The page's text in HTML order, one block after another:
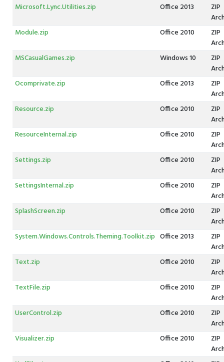
Microsoft.Lync.Utilities.zip
Office 2013
ZIP
Module.zip
Office 2010
ZIP
MSCasualGames.zip
Windows 10
ZIP
Ocomprivate.zip
Office 2013
ZIP
Resource.zip
Office 2010
ZIP
ResourceInternal.zip
Office 2010
ZIP
Settings.zip
Office 2010
ZIP
SettingsInternal.zip
Office 2010
ZIP
SplashScreen.zip
Office 2010
ZIP
System.Windows.Controls.Theming.Toolkit.zip Office 2013
ZIP
Text.zip
Office 2010
ZIP
TextFile.zip
Office 2010
ZIP
UserControl.zip
Office 2010
ZIP
Visualizer.zip
Office 2010
ZIP